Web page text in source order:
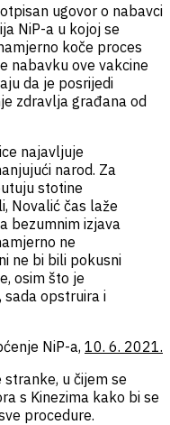
ugovor o nabavci
NiP-a u kojoj se
koče proces
nabavku ove vakcine
da je posrijedi
zdravlja građana od
najavljuje
narod. Za
stotine
Novalić čas laže
bezumnim izjava
ne
ne bi bili pokusni
osim što je
sada opstruira i
NiP-a, 10. 6. 2021.
u čijem se
s Kinezima kako bi se
procedure.